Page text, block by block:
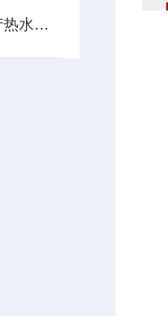
昆山奥兰克泵业专业出产热水循环泵